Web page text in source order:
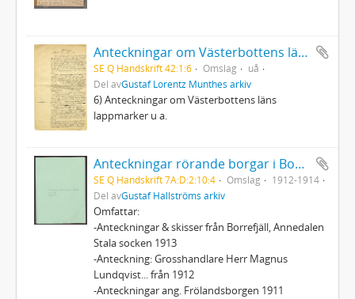
Anteckningar om Västerbottens läns lappmarker
SE Q Handskrift 42:1:6 Omslag
uå
Del avGustaf Lorentz Munthes arkiv
6) Anteckningar om Västerbottens läns
lappmarker u a.
Anteckningar rörande borgar i Bohuslän + 18 fotografier
SE Q Handskrift 7A:D:2:10:4 Omslag
1912-1914
Del avGustaf Hallströms arkiv
Omfattar:
-Anteckningar & skisser från Borrefjäll, Annedalen
Stala socken 1913
-Anteckning: Grosshandlare Herr Magnus
Lundqvist... från 1912
-Anteckningar ang. Frölandsborgen 1911